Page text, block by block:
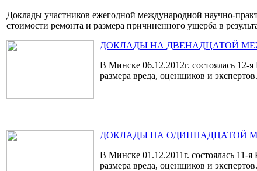
Доклады участников ежегодной международной научно-
стоимости ремонта и размера причиненного ущерба в
ДОКЛАДЫ НА ДВЕНАДЦАТОЙ
В Минске 06.12.2012г. состоялась 12-
размера вреда, оценщиков и
ДОКЛАДЫ НА ОДИННАДЦАТОЙ
В Минске 01.12.2011г. состоялась 11-
размера вреда, оценщиков и